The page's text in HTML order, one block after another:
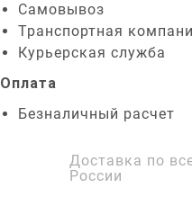
Самовывоз
Транспортная
Курьерская служба
Оплата
Безналичный расчет
Доставка по
России